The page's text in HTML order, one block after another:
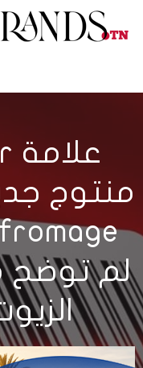
منتوج
لم توضح